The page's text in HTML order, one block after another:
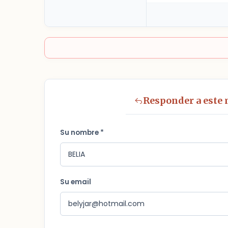
Responder a este
Su nombre *
Su email